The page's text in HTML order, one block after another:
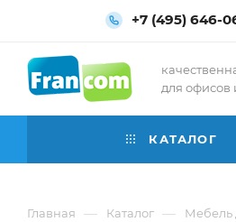
+7 (495) 646-
для офисов
КАТАЛОГ
Главная — Каталог — Мебель